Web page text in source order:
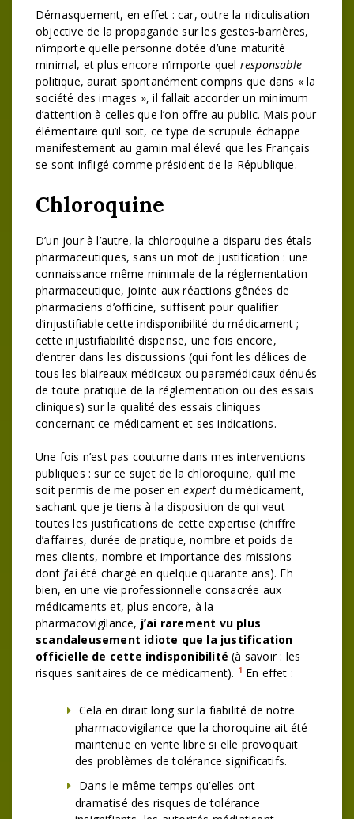
Démasquement, en effet : car, outre la ridiculisation
objective de la propagande sur les gestes-barrières,
n’importe quelle personne dotée d’une maturité
minimal, et plus encore n’importe quel responsable
politique, aurait spontanément compris que dans « la
société des images », il fallait accorder un minimum
d’attention à celles que l’on offre au public. Mais pour
élémentaire qu’il soit, ce type de scrupule échappe
manifestement au gamin mal élevé que les Français
se sont infligé comme président de la République.
Chloroquine
D’un jour à l’autre, la chloroquine a disparu des étals
pharmaceutiques, sans un mot de justification : une
connaissance même minimale de la réglementation
pharmaceutique, jointe aux réactions gênées de
pharmaciens d’officine, suffisent pour qualifier
d’injustifiable cette indisponibilité du médicament ;
cette injustifiabilité dispense, une fois encore,
d’entrer dans les discussions (qui font les délices de
tous les blaireaux médicaux ou paramédicaux dénués
de toute pratique de la réglementation ou des essais
cliniques) sur la qualité des essais cliniques
concernant ce médicament et ses indications.
Une fois n’est pas coutume dans mes interventions
publiques : sur ce sujet de la chloroquine, qu’il me
soit permis de me poser enexpert du médicament,
sachant que je tiens à la disposition de qui veut
toutes les justifications de cette expertise (chiffre
d’affaires, durée de pratique, nombre et poids de
mes clients, nombre et importance des missions
dont j’ai été chargé en quelque quarante ans). Eh
bien, en une vie professionnelle consacrée aux
médicaments et, plus encore, à la
pharmacovigilance, j’ai rarement vu plus
scandaleusement idiote que la justification
officielle de cette indisponibilité (à savoir : les
risques sanitaires de ce médicament). 1 En effet :
Cela en dirait long sur la fiabilité de notre
pharmacovigilance que la choroquine ait été
maintenue en vente libre si elle provoquait
des problèmes de tolérance significatifs.
Dans le même temps qu’elles ont
dramatisé des risques de tolérance